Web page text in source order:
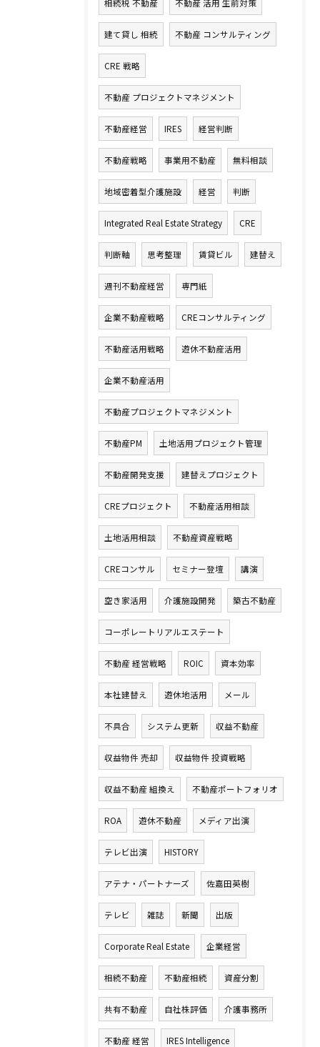
相続税 不動産 不動産 活用 生前対策
建て貸し 相続 不動産 コンサルティング
CRE 戦略
不動産 プロジェクトマネジメント
不動産経営 IRES 経営判断
不動産戦略 事業用不動産 無料相談
地域密着型介護施設 経営 判断
Integrated Real Estate Strategy CRE
判断軸 思考整理 賃貸ビル 建替え
週刊不動産経営 専門紙
企業不動産戦略 CREコンサルティング
不動産活用戦略 遊休不動産活用
企業不動産活用
不動産プロジェクトマネジメント
不動産PM 土地活用プロジェクト管理
不動産開発支援 建替えプロジェクト
CREプロジェクト 不動産活用相談
土地活用相談 不動産資産戦略
CREコンサル セミナー登壇 講演
空き家活用 介護施設開発 築古不動産
コーポレートリアルエステート
不動産 経営戦略 ROIC 資本効率
本社建替え 遊休地活用 メール
不具合 システム更新 収益不動産
収益物件 売却 収益物件 投資戦略
収益不動産 組換え 不動産ポートフォリオ
ROA 遊休不動産 メディア出演
テレビ出演 HISTORY
アテナ・パートナーズ 佐嘉田英樹
テレビ 雑誌 新聞 出版
Corporate Real Estate 企業経営
相続不動産 不動産相続 資産分割
共有不動産 自社株評価 介護事務所
不動産 経営 IRES Intelligence